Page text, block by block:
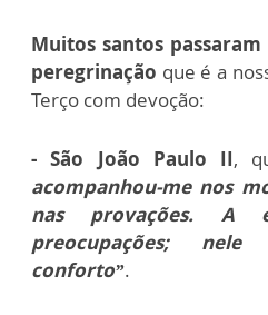
Muitos santos
peregrinação que é a
Terço com devoção:
- São João Paulo II,
acompanhou-me nos
nas provações. A
preocupações;
conforto”.